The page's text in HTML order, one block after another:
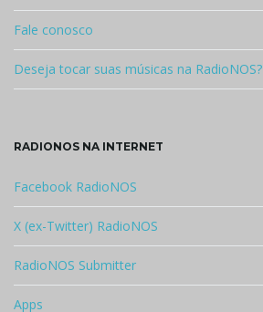
Fale conosco
Deseja tocar suas músicas na RadioNOS?
RADIONOS NA INTERNET
Facebook RadioNOS
X (ex-Twitter) RadioNOS
RadioNOS Submitter
Apps